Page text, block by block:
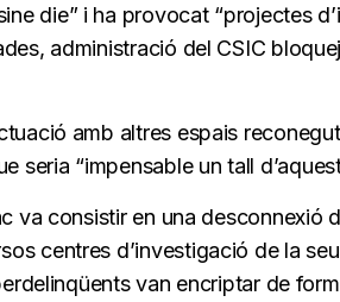
die” i ha provocat “projectes
administració del CSIC
amb altres espais
seria “impensable un tall
va consistir en una desconnexió
centres d’investigació de la
van encriptar de